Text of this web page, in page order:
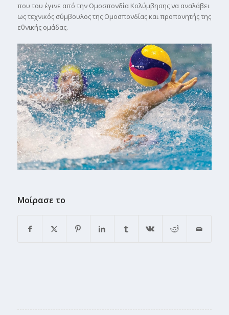
που του έγινε από την Οµοσπονδία Κολύµβησης να αναλάβει
ως τεχνικός σύµβουλος της Οµοσπονδίας και προπονητής της
εθνικής οµάδας.
Μοίρασε το